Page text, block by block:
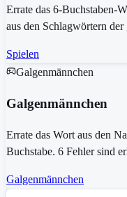
Errate das 6-Buchstaben-
aus den Schlagwörtern
Spielen
Galgenmännchen
Galgenmännchen
Errate das Wort aus den
Buchstabe. 6 Fehler sind
Galgenmännchen